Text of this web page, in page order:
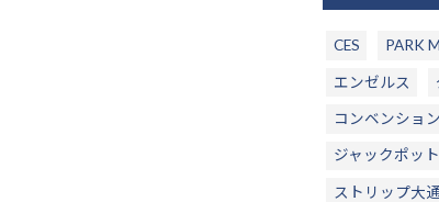
CES PARK
エンゼルス
コンベンション
ジャックポット
ストリップ大